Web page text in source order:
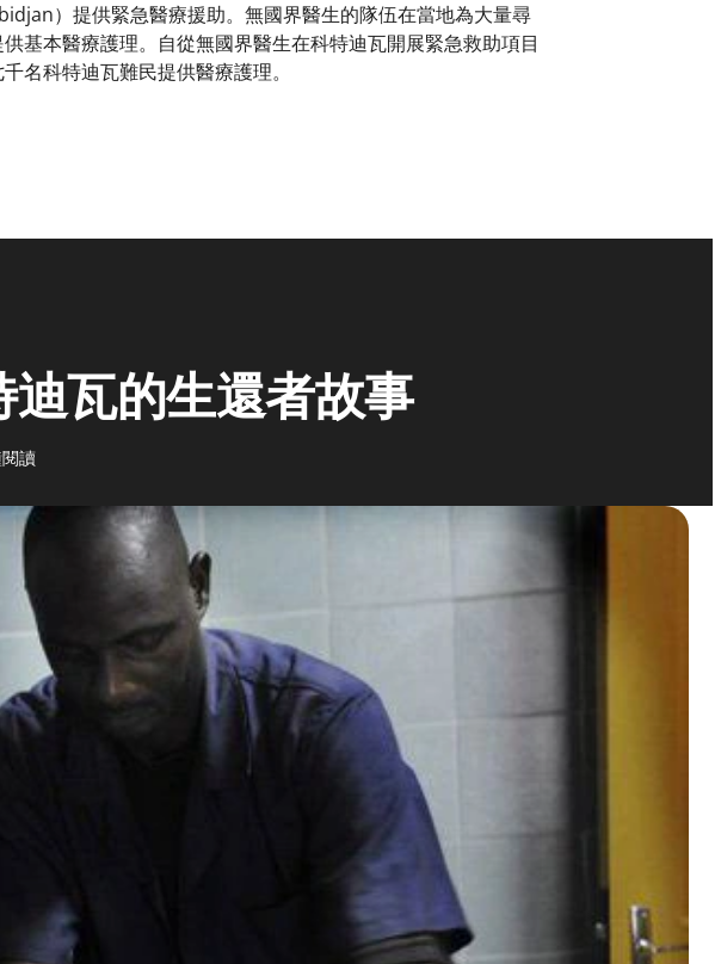
）提供緊急醫療援助。無國界醫生的隊伍在當地為大量尋
基本醫療護理。自從無國界醫生在科特迪瓦開展緊急救助項目
名科特迪瓦難民提供醫療護理。
瓦的生還者故事
讀